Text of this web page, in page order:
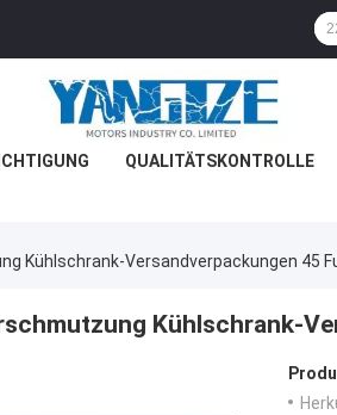
QUALITÄTSKONTROLLE
Kühlschrank-Versandverpackungen 45
Kühlschrank-